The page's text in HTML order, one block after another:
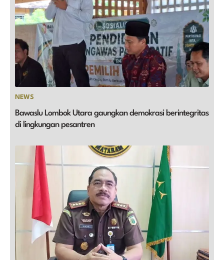
NEWS
Bawaslu Lombok Utara gaungkan demokrasi berintegritas
di lingkungan pesantren